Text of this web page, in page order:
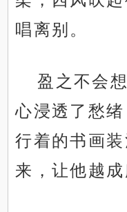
唱离别。
盈之不会
心浸透了愁
行着的书画
来，让他越成